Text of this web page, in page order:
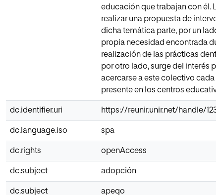
educación que trabajan con él.
realizar una propuesta de
dicha temática parte, por un lado,
propia necesidad encontrada
realización de las prácticas
por otro lado, surge del interés
acercarse a este colectivo cada
presente en los centros
dc.identifier.uri https://reunir.unir.net/handle/
dc.language.iso spa
dc.rights openAccess
dc.subject adopción
dc.subject apego